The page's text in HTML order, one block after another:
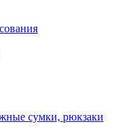
сумки, рюкзаки